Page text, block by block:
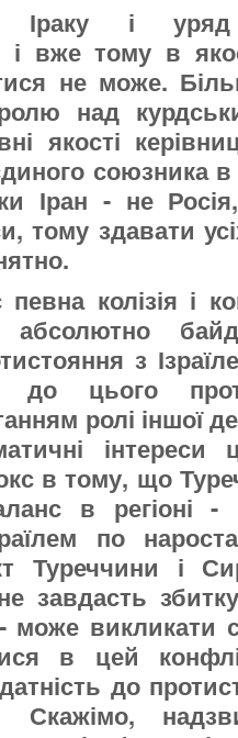
Іраку і
вже тому в
не може.
над
якості
союзника в
Іран - не
тому здавати
колізія і
абсолютно
з
до цього
ролі іншої
інтереси
в тому, що
в регіоні
по
Туреччини і
завдасть
- може викликати
в цей
до
Скажімо,